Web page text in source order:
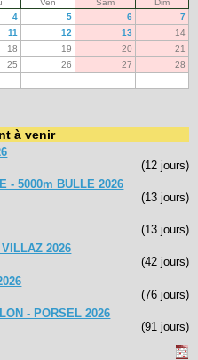
Ven Sam
Dim
4 5 6
7
11 12 13
14
18 19 20
21
25 26 27
28
à venir
(12 jours)
- 5000m BULLE 2026
(13 jours)
(13 jours)
2026
(42 jours)
(76 jours)
- PORSEL 2026
(91 jours)